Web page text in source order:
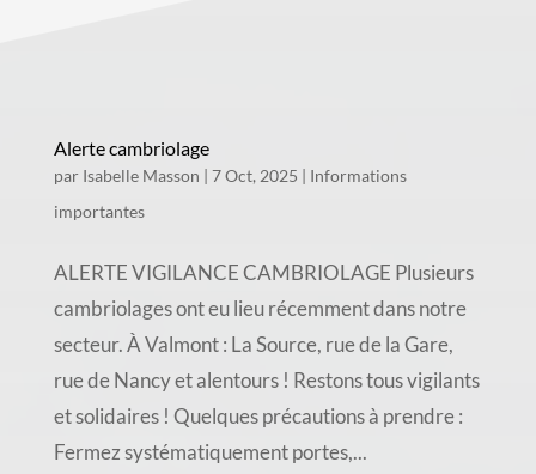
Alerte cambriolage
par Isabelle Masson | 7 Oct, 2025 | Informations
importantes
ALERTE VIGILANCE CAMBRIOLAGE Plusieurs
cambriolages ont eu lieu récemment dans notre
secteur. À Valmont : La Source, rue de la Gare,
rue de Nancy et alentours ! Restons tous vigilants
et solidaires ! Quelques précautions à prendre :
Fermez systématiquement portes,...